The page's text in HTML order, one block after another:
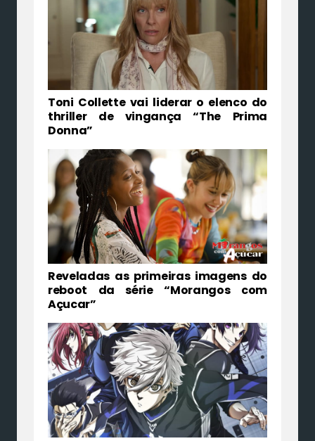
Toni Collette vai liderar o elenco do
thriller de vingança “The Prima
Donna”
Reveladas as primeiras imagens do
reboot da série “Morangos com
Açucar”